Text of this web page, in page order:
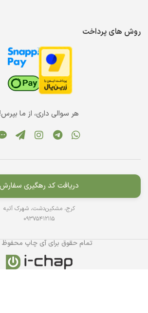
روش های پرداخت
هر سوالی داری، از ما بپرس!
دریافت کد رهگیری سفارش
کرج، مشکین‌دشت، شهرک آتیه
09375412115
تمام حقوق برای آی چاپ